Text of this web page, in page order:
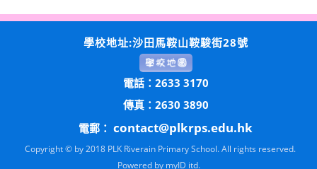
學校地址:沙田馬鞍山鞍駿街28號
電話：2633 3170
傳真：2630 3890
電郵： contact@plkrps.edu.hk
Copyright © by 2018 PLK Riverain Primary School. All rights reserved.
Powered by myID itd.